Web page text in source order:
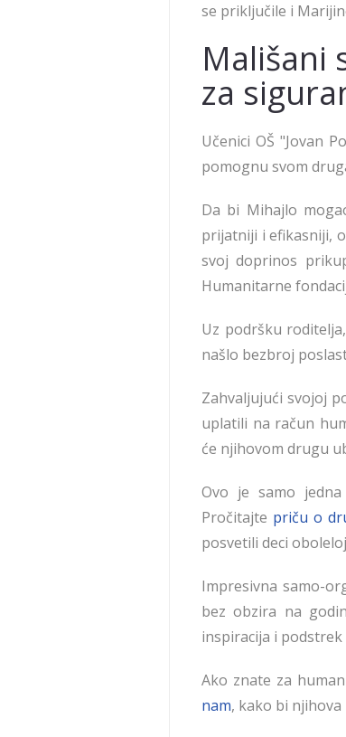
se priključile i
Mališani
za
Učenici OŠ "Jovan
pomognu svom
Da bi Mihajlo
prijatniji i efikasniji,
svoj doprinos
Humanitarne
Uz podršku
našlo bezbroj
Zahvaljujući svojoj
uplatili na račun
će njihovom drugu
Ovo je samo
Pročitajte priču o
posvetili deci
Impresivna samo-
bez obzira na
inspiracija i
Ako znate za
nam, kako bi